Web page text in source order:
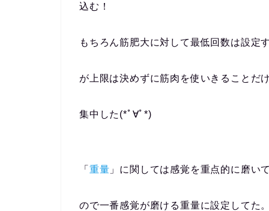
込む！
もちろん筋肥大に対して最低回数は設定
が上限は決めずに筋肉を使いきることだ
集中した(*ﾟ∀ﾟ*)
「 重量 」に関しては感覚を重点的に磨い
ので一番感覚が磨ける重量に設定してた。